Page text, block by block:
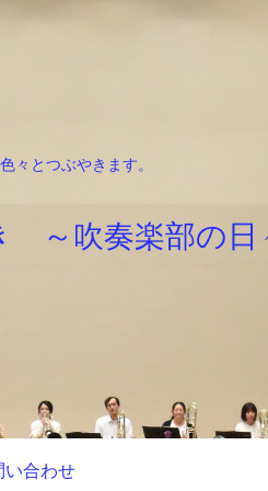
々とつぶやきます。
～吹奏楽部の日
い合わせ